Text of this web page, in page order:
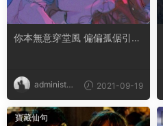
你本無意穿堂風 偏偏孤倨引山
administra
tor
2021-09-19
寶藏仙句